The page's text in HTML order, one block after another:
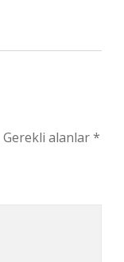
Gerekli alanlar*